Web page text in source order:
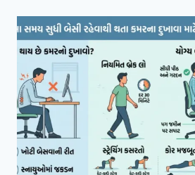
માટેની
કસરત:
ઘટાડવા
ગતિશીલતા
સુધારવા
માટેની
સંપૂર્ણ
માર્ગદર્શિકા